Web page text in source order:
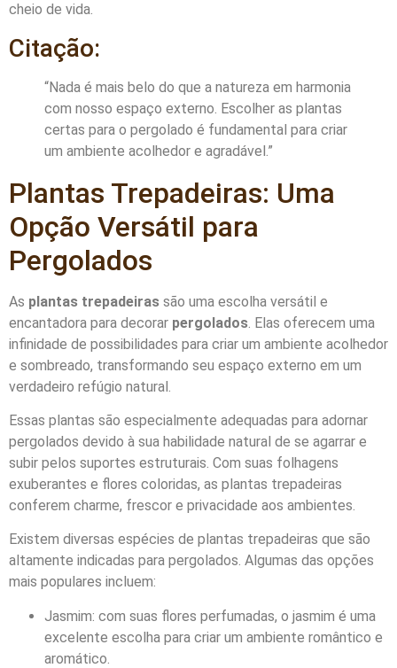
cheio de vida.
Citação:
“Nada é mais belo do que a natureza em harmonia
com nosso espaço externo. Escolher as plantas
certas para o pergolado é fundamental para criar
um ambiente acolhedor e agradável.”
Plantas Trepadeiras: Uma
Opção Versátil para
Pergolados
As plantas trepadeiras são uma escolha versátil e
encantadora para decorar pergolados . Elas oferecem uma
infinidade de possibilidades para criar um ambiente acolhedor
e sombreado, transformando seu espaço externo em um
verdadeiro refúgio natural.
Essas plantas são especialmente adequadas para adornar
pergolados devido à sua habilidade natural de se agarrar e
subir pelos suportes estruturais. Com suas folhagens
exuberantes e flores coloridas, as plantas trepadeiras
conferem charme, frescor e privacidade aos ambientes.
Existem diversas espécies de plantas trepadeiras que são
altamente indicadas para pergolados. Algumas das opções
mais populares incluem:
Jasmim: com suas flores perfumadas, o jasmim é uma
excelente escolha para criar um ambiente romântico e
aromático.